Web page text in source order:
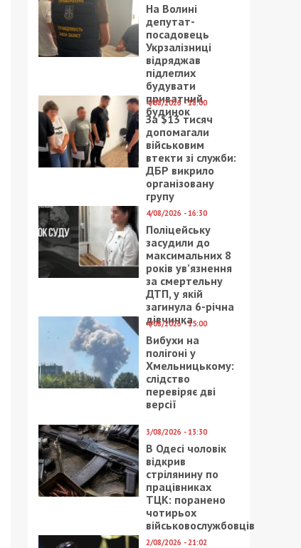
На Волині
депутат-
посадовець
Укрзалізниці
відряджав
підлеглих
будувати
приватний
будинок
4/08/2026 - 18:00
За $13 тисяч
допомагали
військовим
втекти зі служби:
ДБР викрило
організовану
групу
4/08/2026 - 16:30
Поліцейську
засудили до
максимальних 8
років ув’язнення
за смертельну
ДТП, у якій
загинула 6-річна
дівчинка
4/08/2026 - 15:00
Вибухи на
полігоні у
Хмельницькому:
слідство
перевіряє дві
версії
3/08/2026 - 13:30
В Одесі чоловік
відкрив
стрілянину по
працівниках
ТЦК: поранено
чотирьох
військовослужбовців
2/08/2026 - 21:02